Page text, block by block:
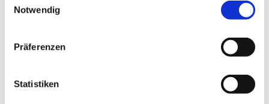
Notwendig
Präferenzen
Statistiken
Trailer